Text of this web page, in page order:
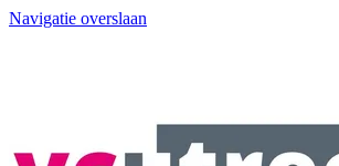
Navigatie overslaan